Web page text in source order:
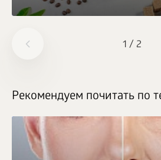
1 / 2
Рекомендуем почитать по